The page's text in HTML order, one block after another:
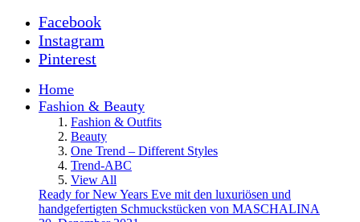
Facebook
Instagram
Pinterest
Home
Fashion & Beauty
Fashion & Outfits
Beauty
One Trend – Different Styles
Trend-ABC
View All
Ready for New Years Eve mit den luxuriösen und
handgefertigten Schmuckstücken von MASCHALINA